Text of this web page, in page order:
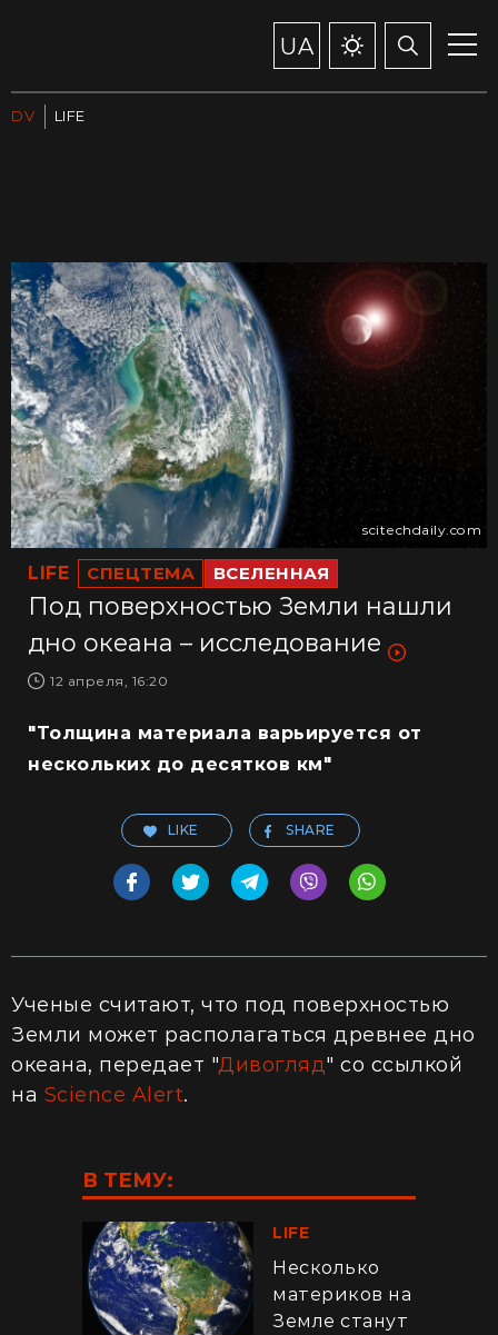
UA
DV LIFE
LIFE СПЕЦТЕМА ВСЕЛЕННАЯ
Под поверхностью Земли нашли
дно океана – исследование
12 апреля, 16:20
scitechdaily.com
"Толщина материала варьируется от
нескольких до десятков км"
LIKE SHARE
Ученые считают, что под поверхностью
Земли может располагаться древнее дно
океана, передает "Дивогляд" со ссылкой
на Science Alert.
В ТЕМУ:
LIFE
Несколько
материков на
Земле станут